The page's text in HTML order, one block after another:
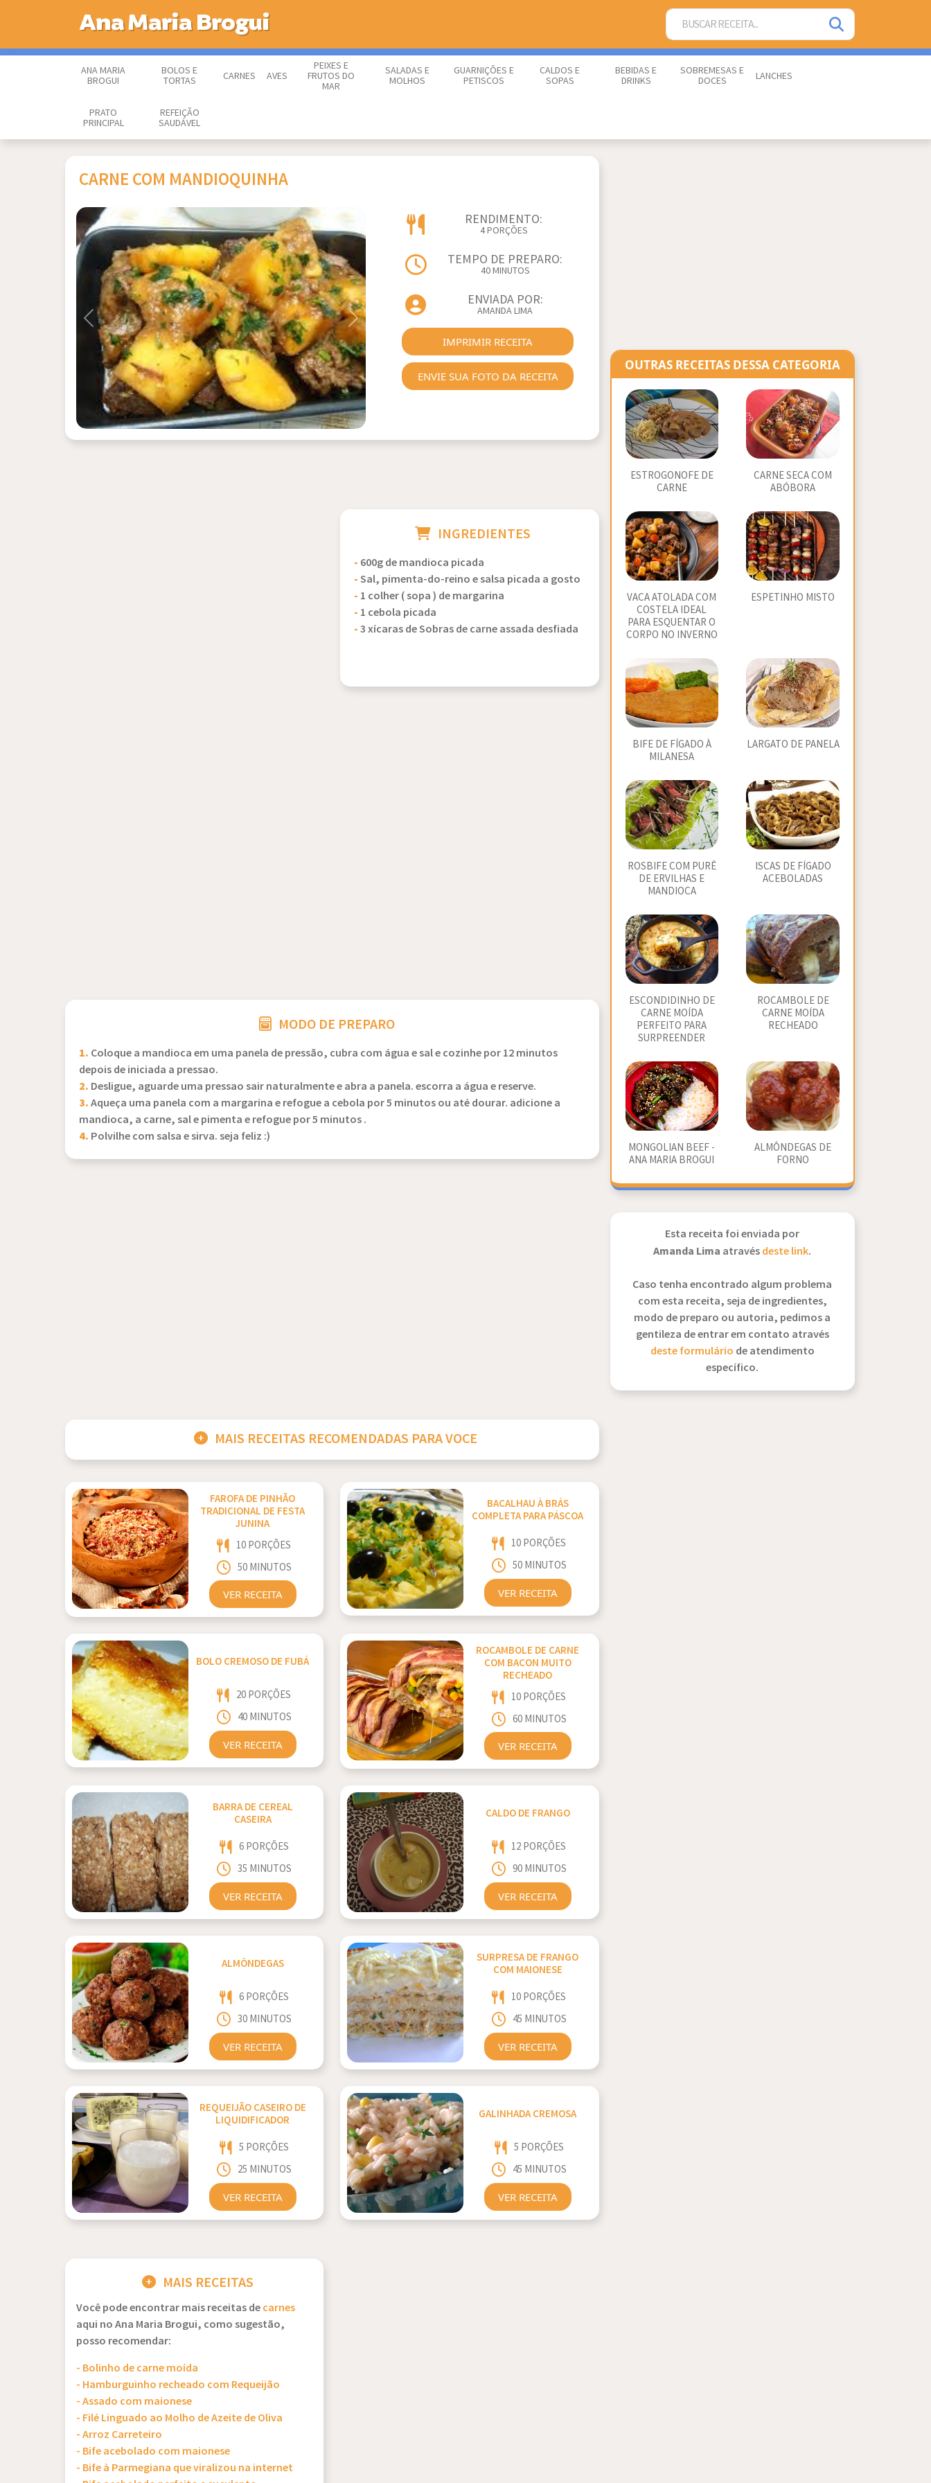
Ana Maria Brogui
ANA MARIA
BROGUI
BOLOS E
TORTAS
CARNES AVES
PEIXES E
FRUTOS DO
MAR
SALADAS E
MOLHOS
GUARNIÇÕES E
PETISCOS
CALDOS E
SOPAS
BEBIDAS E
DRINKS
SOBREMESAS E
DOCES
LANCHES
PRATO
PRINCIPAL
REFEIÇÃO
SAUDÁVEL
CARNE COM MANDIOQUINHA
Previous Next
RENDIMENTO:
4 PORÇÕES
TEMPO DE PREPARO:
40 MINUTOS
ENVIADA POR:
AMANDA LIMA
IMPRIMIR RECEITA
ENVIE SUA FOTO DA RECEITA
INGREDIENTES
- 600g de mandioca picada
-Sal, pimenta-do-reino e salsa picada a gosto
- 1 colher ( sopa ) de margarina
- 1 cebola picada
-3 xícaras de Sobras de carne assada desfiada
MODO DE PREPARO
1. Coloque a mandioca em uma panela de pressão, cubra com água e sal e cozinhe por 12 minutos
depois de iniciada a pressao.
2. Desligue, aguarde uma pressao sair naturalmente e abra a panela. escorra a água e reserve.
3.Aqueça uma panela com a margarina e refogue a cebola por 5 minutos ou até dourar. adicione a
mandioca, a carne, sal e pimenta e refogue por 5 minutos .
4. Polvilhe com salsa e sirva. seja feliz :)
MAIS RECEITAS RECOMENDADAS PARA VOCE
FAROFA DE PINHÃO
TRADICIONAL DE FESTA
JUNINA
10 PORÇÕES
50 MINUTOS
VER RECEITA
BACALHAU À BRÁS
COMPLETA PARA PÁSCOA
10 PORÇÕES
50 MINUTOS
VER RECEITA
BOLO CREMOSO DE FUBÁ
20 PORÇÕES
40 MINUTOS
VER RECEITA
ROCAMBOLE DE CARNE
COM BACON MUITO
RECHEADO
10 PORÇÕES
60 MINUTOS
VER RECEITA
BARRA DE CEREAL
CASEIRA
6 PORÇÕES
35 MINUTOS
VER RECEITA
CALDO DE FRANGO
12 PORÇÕES
90 MINUTOS
VER RECEITA
ALMÔNDEGAS
6 PORÇÕES
30 MINUTOS
VER RECEITA
SURPRESA DE FRANGO
COM MAIONESE
10 PORÇÕES
45 MINUTOS
VER RECEITA
REQUEIJÃO CASEIRO DE
LIQUIDIFICADOR
5 PORÇÕES
25 MINUTOS
VER RECEITA
GALINHADA CREMOSA
5 PORÇÕES
45 MINUTOS
VER RECEITA
MAIS RECEITAS
Você pode encontrar mais receitas decarnes
aqui no Ana Maria Brogui, como sugestão,
posso recomendar:
- Bolinho de carne moída
- Hamburguinho recheado com Requeijão
- Assado com maionese
- Filé Linguado ao Molho de Azeite de Oliva
- Arroz Carreteiro
- Bife acebolado com maionese
- Bife à Parmegiana que viralizou na internet
OUTRAS RECEITAS DESSA CATEGORIA
ESTROGONOFE DE
CARNE
CARNE SECA COM
ABÓBORA
VACA ATOLADA COM
COSTELA IDEAL
PARA ESQUENTAR O
CORPO NO INVERNO
ESPETINHO MISTO
BIFE DE FÍGADO À
MILANESA
LARGATO DE PANELA
ROSBIFE COM PURÊ
DE ERVILHAS E
MANDIOCA
ISCAS DE FÍGADO
ACEBOLADAS
ESCONDIDINHO DE
CARNE MOÍDA
PERFEITO PARA
SURPREENDER
ROCAMBOLE DE
CARNE MOÍDA
RECHEADO
MONGOLIAN BEEF -
ANA MARIA BROGUI
ALMÔNDEGAS DE
FORNO
Esta receita foi enviada por
Amanda Lima atravésdeste link.
Caso tenha encontrado algum problema
com esta receita, seja de ingredientes,
modo de preparo ou autoria, pedimos a
gentileza de entrar em contato através
deste formulário de atendimento
específico.